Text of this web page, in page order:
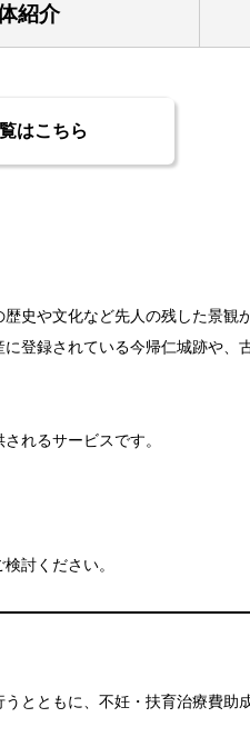
紹介
はこちら
史や文化など先人の残した景観
登録されている今帰仁城跡や
れるサービスです。
討ください。
とともに、不妊・扶育治療費助